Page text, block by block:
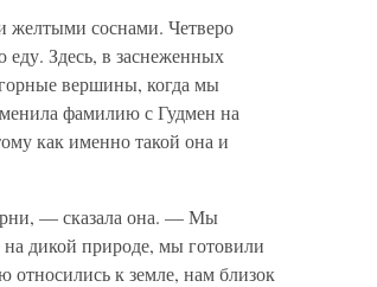
желтыми соснами. Четверо
Здесь, в заснеженных
горные вершины, когда мы
фамилию с Гудмен на
как именно такой она и
— сказала она. — Мы
дикой природе, мы готовили
относились к земле, нам близок